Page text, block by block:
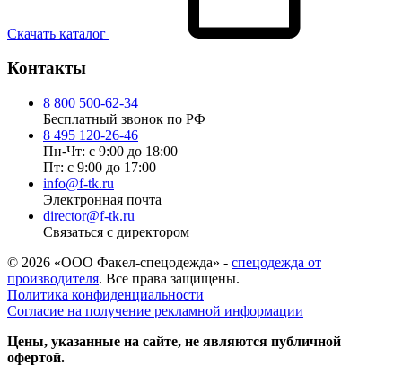
Скачать каталог
Контакты
8 800 500-62-34
Бесплатный звонок по РФ
8 495 120-26-46
Пн-Чт: с 9:00 до 18:00
Пт: с 9:00 до 17:00
info@f-tk.ru
Электронная почта
director@f-tk.ru
Связаться с директором
© 2026 «ООО Факел-спецодежда» - спецодежда от
производителя. Все права защищены.
Политика конфиденциальности
Согласие на получение рекламной информации
Цены, указанные на сайте, не являются публичной
офертой.